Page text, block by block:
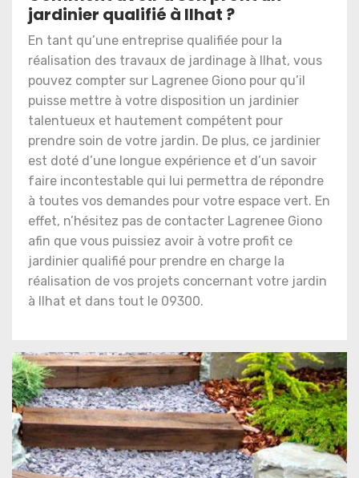
jardinier qualifié à Ilhat ?
En tant qu’une entreprise qualifiée pour la
réalisation des travaux de jardinage à Ilhat, vous
pouvez compter sur Lagrenee Giono pour qu’il
puisse mettre à votre disposition un jardinier
talentueux et hautement compétent pour
prendre soin de votre jardin. De plus, ce jardinier
est doté d’une longue expérience et d’un savoir
faire incontestable qui lui permettra de répondre
à toutes vos demandes pour votre espace vert. En
effet, n’hésitez pas de contacter Lagrenee Giono
afin que vous puissiez avoir à votre profit ce
jardinier qualifié pour prendre en charge la
réalisation de vos projets concernant votre jardin
à Ilhat et dans tout le 09300.